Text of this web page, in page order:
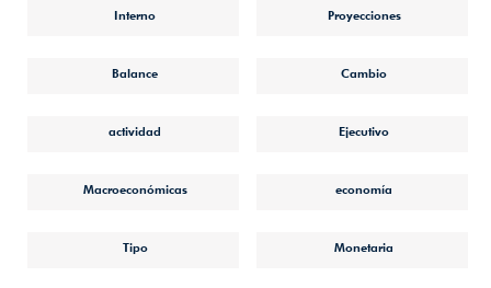
Interno Proyecciones
Balance Cambio
actividad Ejecutivo
Macroeconómicas economía
Tipo Monetaria